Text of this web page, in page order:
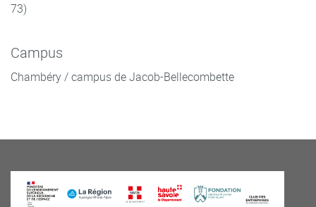
73)
Campus
Chambéry / campus de Jacob-Bellecombette